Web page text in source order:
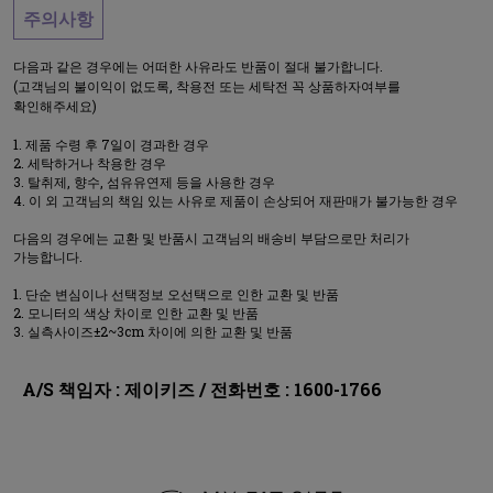
주의사항
다음과 같은 경우에는 어떠한 사유라도 반품이 절대 불가합니다.
(고객님의 불이익이 없도록, 착용전 또는 세탁전 꼭 상품하자여부를
확인해주세요)
제품 수령 후 7일이 경과한 경우
세탁하거나 착용한 경우
탈취제, 향수, 섬유유연제 등을 사용한 경우
이 외 고객님의 책임 있는 사유로 제품이 손상되어 재판매가 불가능한 경우
다음의 경우에는 교환 및 반품시 고객님의 배송비 부담으로만 처리가
가능합니다.
단순 변심이나 선택정보 오선택으로 인한 교환 및 반품
모니터의 색상 차이로 인한 교환 및 반품
실측사이즈±2~3cm 차이에 의한 교환 및 반품
A/S 책임자 : 제이키즈 / 전화번호 : 1600-1766